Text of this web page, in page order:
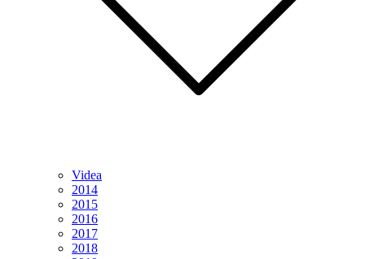
Videa
2014
2015
2016
2017
2018